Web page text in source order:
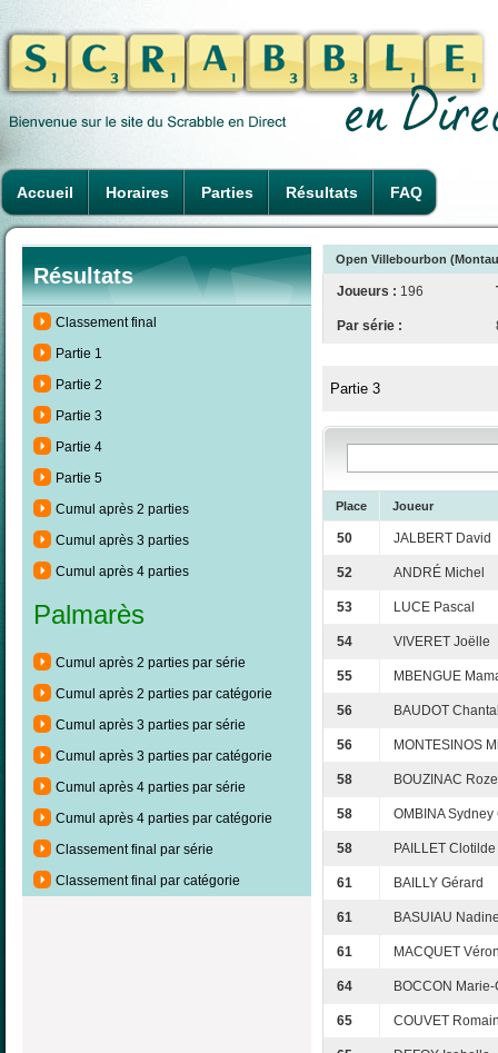
Accueil Horaires Parties Résultats FAQ
Résultats
Classement final
Partie 1
Partie 2
Partie 3
Partie 4
Partie 5
Cumul après 2 parties
Cumul après 3 parties
Cumul après 4 parties
Palmarès
Cumul après 2 parties par série
Cumul après 2 parties par catégorie
Cumul après 3 parties par série
Cumul après 3 parties par catégorie
Cumul après 4 parties par série
Cumul après 4 parties par catégorie
Classement final par série
Classement final par catégorie
Open Villebourbon
Joueurs : 196
Par série :
Partie 3
Place Joueur
50 JALBERT David
52 ANDRÉ Michel
53 LUCE Pascal
54 VIVERET Joëlle
55 MBENGUE
56 BAUDOT
56 MONTESINOS
58 BOUZINAC
58 OMBINA Sydney
58 PAILLET Clotilde
61 BAILLY Gérard
61 BASUIAU
61 MACQUET
64 BOCCON
65 COUVET